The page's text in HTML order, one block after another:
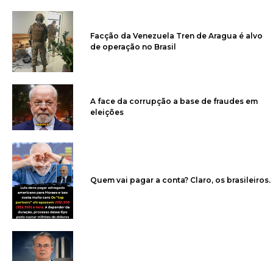
Facção da Venezuela Tren de Aragua é alvo
de operação no Brasil
A face da corrupção a base de fraudes em
eleições
Quem vai pagar a conta? Claro, os brasileiros.